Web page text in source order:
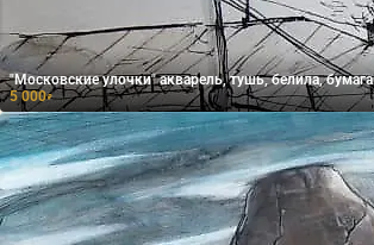
"Московские улочки" акварель, тушь, белила, бумага
5 000₽